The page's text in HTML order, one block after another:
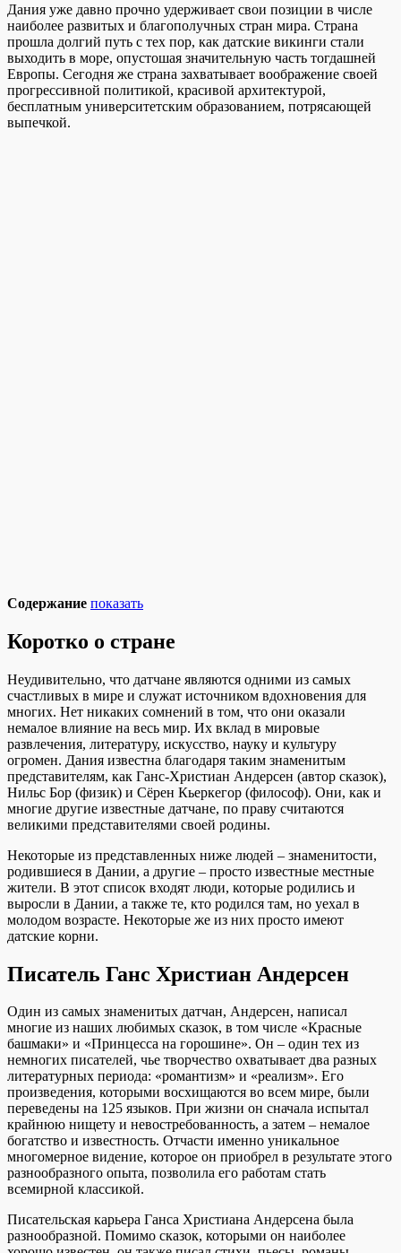
Дания уже давно прочно удерживает свои позиции в числе
наиболее развитых и благополучных стран мира. Страна
прошла долгий путь с тех пор, как датские викинги стали
выходить в море, опустошая значительную часть тогдашней
Европы. Сегодня же страна захватывает воображение своей
прогрессивной политикой, красивой архитектурой,
бесплатным университетским образованием, потрясающей
выпечкой.
Содержание показать
Коротко о стране
Неудивительно, что датчане являются одними из самых
счастливых в мире и служат источником вдохновения для
многих. Нет никаких сомнений в том, что они оказали
немалое влияние на весь мир. Их вклад в мировые
развлечения, литературу, искусство, науку и культуру
огромен. Дания известна благодаря таким знаменитым
представителям, как Ганс-Христиан Андерсен (автор сказок),
Нильс Бор (физик) и Сёрен Кьеркегор (философ). Они, как и
многие другие известные датчане, по праву считаются
великими представителями своей родины.
Некоторые из представленных ниже людей – знаменитости,
родившиеся в Дании, а другие – просто известные местные
жители. В этот список входят люди, которые родились и
выросли в Дании, а также те, кто родился там, но уехал в
молодом возрасте. Некоторые же из них просто имеют
датские корни.
Писатель Ганс Христиан Андерсен
Один из самых знаменитых датчан, Андерсен, написал
многие из наших любимых сказок, в том числе «Красные
башмаки» и «Принцесса на горошине». Он – один тех из
немногих писателей, чье творчество охватывает два разных
литературных периода: «романтизм» и «реализм». Его
произведения, которыми восхищаются во всем мире, были
переведены на 125 языков. При жизни он сначала испытал
крайнюю нищету и невостребованность, а затем – немалое
богатство и известность. Отчасти именно уникальное
многомерное видение, которое он приобрел в результате этого
разнообразного опыта, позволила его работам стать
всемирной классикой.
Писательская карьера Ганса Христиана Андерсена была
разнообразной. Помимо сказок, которыми он наиболее